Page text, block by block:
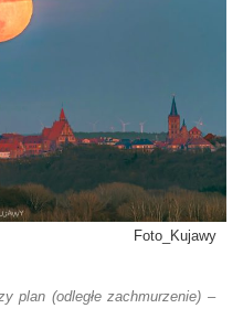
Foto_Kujawy
plan (odległe zachmurzenie) –